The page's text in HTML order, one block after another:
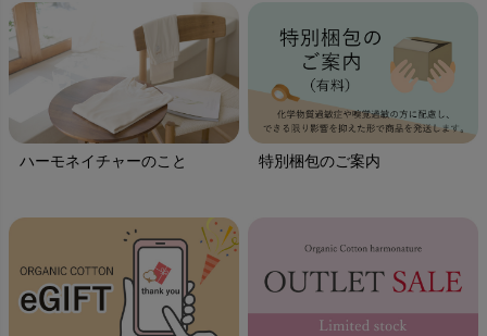
ハーモネイチャーのこと 特別梱包のご案内